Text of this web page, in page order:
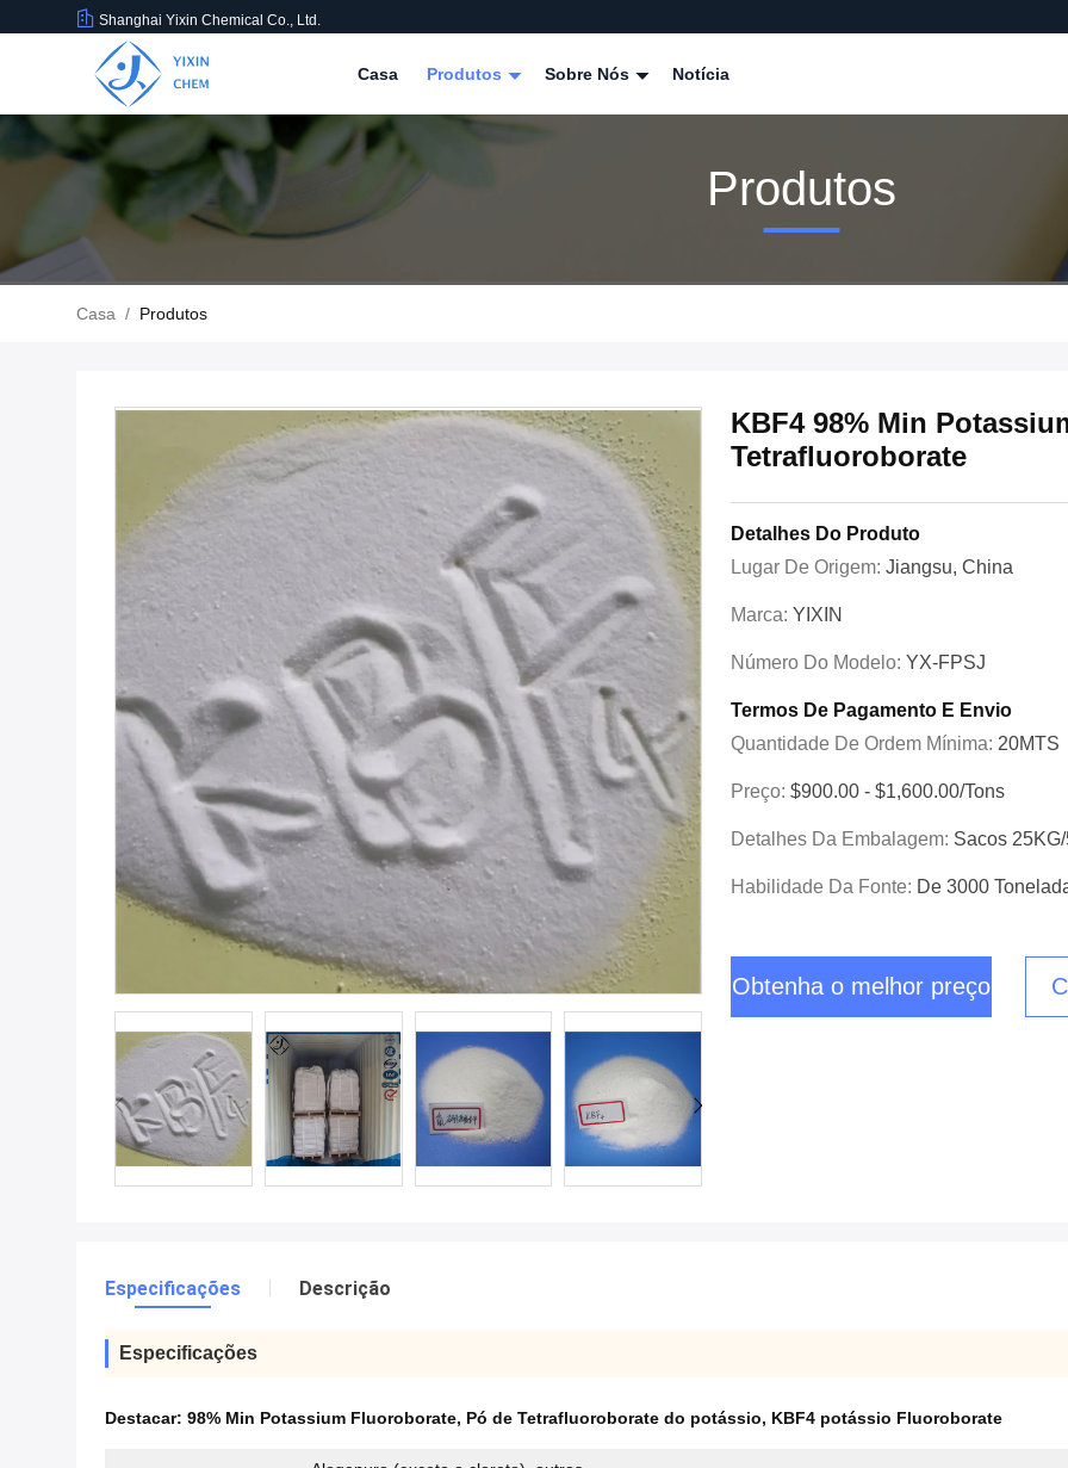
Shanghai Yixin Chemical Co., Ltd.
Casa Produtos Sobre Nós Notícia
Produtos
Casa / Produtos
KBF4 98% Min
Tetrafluoroborate
Detalhes Do Produto
Lugar De Origem: Jiangsu, China
Marca: YIXIN
Número Do Modelo: YX-FPSJ
Termos De Pagamento E Envio
Quantidade De Ordem Mínima: 20MTS
Preço: $900.00 - $1,600.00/Tons
Detalhes Da Embalagem: Sacos
Habilidade Da Fonte: De 3000
Obtenha o melhor preço
Especificações Descrição
Especificações
Destacar: 98% Min Potassium Fluoroborate, Pó de Tetrafluoroborate do potássio, KBF4 potássio Fluoroborate